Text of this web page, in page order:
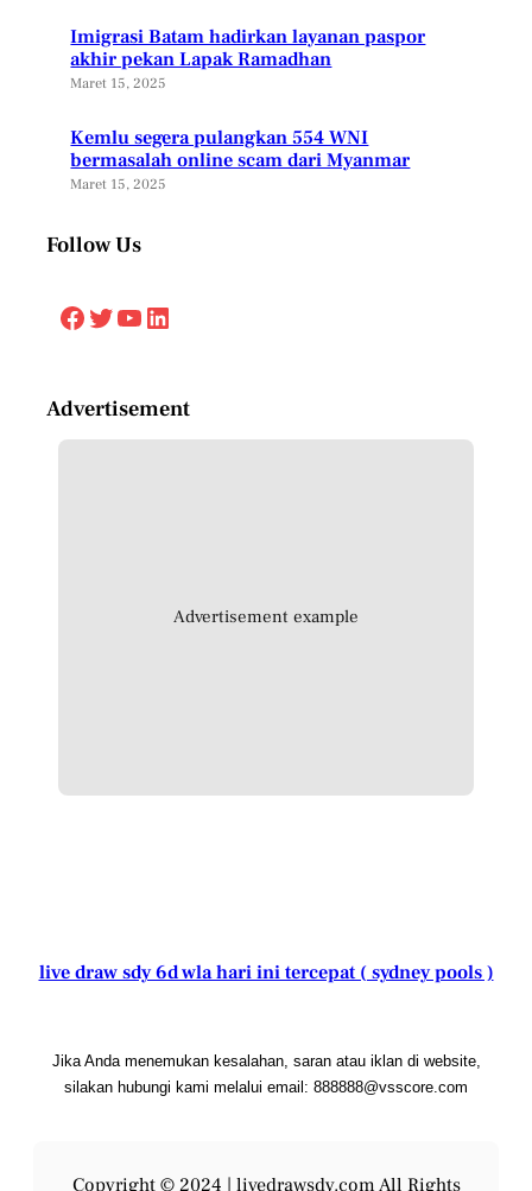
Imigrasi Batam hadirkan layanan paspor
akhir pekan Lapak Ramadhan
Maret 15, 2025
Kemlu segera pulangkan 554 WNI
bermasalah online scam dari Myanmar
Maret 15, 2025
Follow Us
Facebook Twitter YouTube LinkedIn
Advertisement
Advertisement example
live draw sdy 6d wla hari ini tercepat ( sydney pools )
Jika Anda menemukan kesalahan, saran atau iklan di website,
silakan hubungi kami melalui email: 888888@vsscore.com
Copyright © 2024 | livedrawsdy.com All Rights